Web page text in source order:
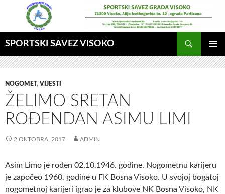
SPORTSKI SAVEZ VISOKO
GLAVNI
MENI
NOGOMET, VIJESTI
ŽELIMO SRETAN
ROĐENDAN ASIMU LIMI
2 OKTOBRA, 2017 ADMIN
Asim Limo je rođen 02.10.1946. godine. Nogometnu karijeru
je započeo 1960. godine u FK Bosna Visoko. U svojoj bogatoj
nogometnoj karijeri igrao je za klubove NK Bosna Visoko, NK